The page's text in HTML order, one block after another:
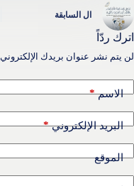
ال السابقة
اترك ردّاً
لن يتم نشر عنوان بريدك الإلكتروني.
الاسم*
البريد الإلكتروني*
الموقع